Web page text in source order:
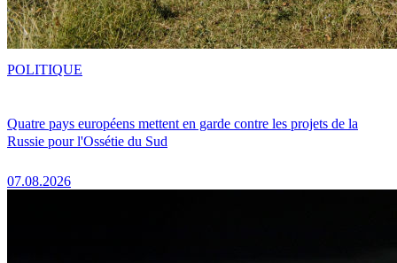
Quatre pays européens mettent en garde contre les projets de la
Russie pour l'Ossétie du Sud
07.08.2026
POLITIQUE